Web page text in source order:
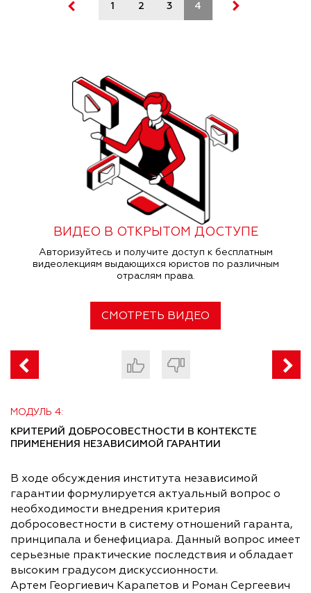
1 2 3 4
ВИДЕО В ОТКРЫТОМ ДОСТУПЕ
Авторизуйтесь и получите доступ к бесплатным
видеолекциям выдающихся юристов по различным
отраслям права.
СМОТРЕТЬ ВИДЕО
МОДУЛЬ 4:
КРИТЕРИЙ ДОБРОСОВЕСТНОСТИ В КОНТЕКСТЕ
ПРИМЕНЕНИЯ НЕЗАВИСИМОЙ ГАРАНТИИ
В ходе обсуждения института независимой
гарантии формулируется актуальный вопрос о
необходимости внедрения критерия
добросовестности в систему отношений гаранта,
принципала и бенефициара. Данный вопрос имеет
серьезные практические последствия и обладает
высоким градусом дискуссионности.
Артем Георгиевич Карапетов и Роман Сергеевич